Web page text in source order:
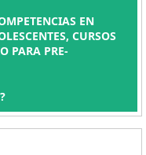
EN
CURSOS
PARA PRE-